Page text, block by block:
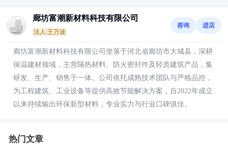
廊坊富潮新材料科技有限公司
法人:王万波
咨询 进店
廊坊富潮新材料科技有限公司坐落于河北省廊坊市大城县，深耕
保温建材领域，主营隔热材料、防火密封件及轻质建筑产品，集
研发、生产、销售于一体。公司依托成熟技术团队与严格品控，
为工程建筑、工业设备等提供高效节能解决方案，自2022年成立
以来持续输出环保新型材料，专业实力与行业口碑俱佳。
热门文章